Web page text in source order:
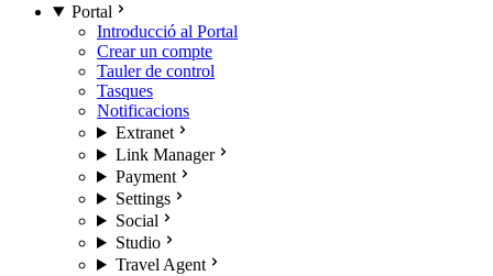
Portal
Introducció al Portal
Crear un compte
Tauler de control
Tasques
Notificacions
Extranet
Link Manager
Payment
Settings
Social
Studio
Travel Agent